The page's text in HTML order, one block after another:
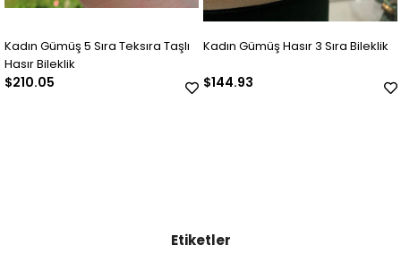
Kadın Gümüş 5 Sıra Teksıra Taşlı
Hasır Bileklik
$210.05
Kadın Gümüş Hasır 3 Sıra Bileklik
$144.93
Etiketler